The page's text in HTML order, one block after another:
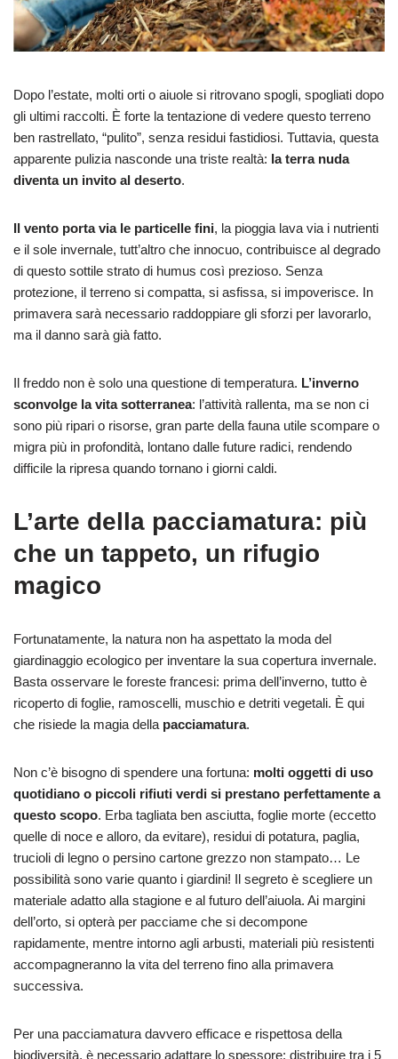
Dopo l’estate, molti orti o aiuole si ritrovano spogli, spogliati dopo
gli ultimi raccolti. È forte la tentazione di vedere questo terreno
ben rastrellato, “pulito”, senza residui fastidiosi. Tuttavia, questa
apparente pulizia nasconde una triste realtà: la terra nuda
diventa un invito al deserto.
Il vento porta via le particelle fini, la pioggia lava via i nutrienti
e il sole invernale, tutt’altro che innocuo, contribuisce al degrado
di questo sottile strato di humus così prezioso. Senza
protezione, il terreno si compatta, si asfissa, si impoverisce. In
primavera sarà necessario raddoppiare gli sforzi per lavorarlo,
ma il danno sarà già fatto.
Il freddo non è solo una questione di temperatura. L’inverno
sconvolge la vita sotterranea: l’attività rallenta, ma se non ci
sono più ripari o risorse, gran parte della fauna utile scompare o
migra più in profondità, lontano dalle future radici, rendendo
difficile la ripresa quando tornano i giorni caldi.
L’arte della pacciamatura: più
che un tappeto, un rifugio
magico
Fortunatamente, la natura non ha aspettato la moda del
giardinaggio ecologico per inventare la sua copertura invernale.
Basta osservare le foreste francesi: prima dell’inverno, tutto è
ricoperto di foglie, ramoscelli, muschio e detriti vegetali. È qui
che risiede la magia della pacciamatura.
Non c’è bisogno di spendere una fortuna: molti oggetti di uso
quotidiano o piccoli rifiuti verdi si prestano perfettamente a
questo scopo. Erba tagliata ben asciutta, foglie morte (eccetto
quelle di noce e alloro, da evitare), residui di potatura, paglia,
trucioli di legno o persino cartone grezzo non stampato… Le
possibilità sono varie quanto i giardini! Il segreto è scegliere un
materiale adatto alla stagione e al futuro dell’aiuola. Ai margini
dell’orto, si opterà per pacciame che si decompone
rapidamente, mentre intorno agli arbusti, materiali più resistenti
accompagneranno la vita del terreno fino alla primavera
successiva.
Per una pacciamatura davvero efficace e rispettosa della
biodiversità, è necessario adattare lo spessore: distribuire tra i 5